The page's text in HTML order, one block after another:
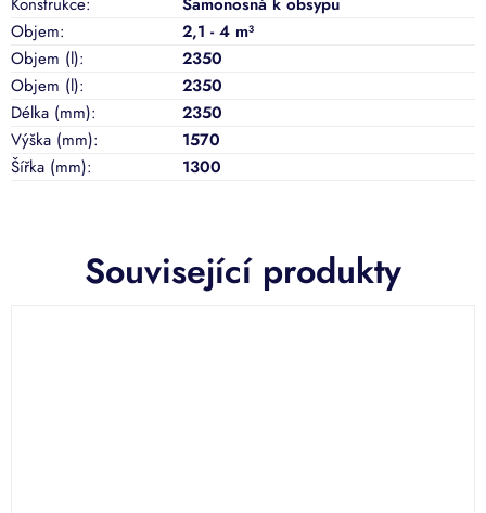
Související produkty
Objem:
2,1 - 4 m³
Objem (l):
2350
Objem (l):
2350
Délka (mm):
2350
Výška (mm):
1570
Šířka (mm): 1300